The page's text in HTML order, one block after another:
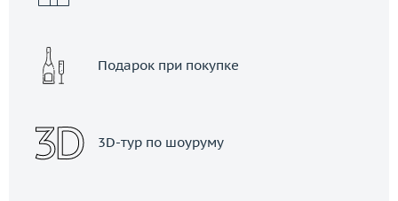
Подарок при покупке
3D-тур по шоуруму